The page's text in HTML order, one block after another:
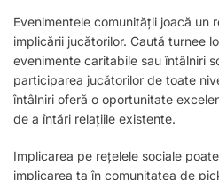
Evenimentele comunității joacă un
implicării jucătorilor. Caută turnee
evenimente caritabile sau întâlniri
participarea jucătorilor de toate
întâlniri oferă o oportunitate
de a întări relațiile existente.
Implicarea pe rețelele sociale
implicarea ta în comunitatea de